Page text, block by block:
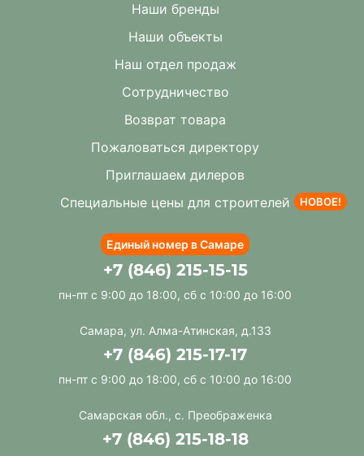
Наши бренды
Наши объекты
Наш отдел продаж
Сотрудничество
Возврат товара
Пожаловаться директору
Приглашаем дилеров
Специальные цены для строителей
НОВОЕ!
Единый номер в Самаре
+7 (846) 215-15-15
пн-пт с 9:00 до 18:00, сб с 10:00 до 16:00
Самара, ул. Алма-Атинская, д.133
+7 (846) 215-17-17
пн-пт с 9:00 до 18:00, сб с 10:00 до 16:00
Самарская обл., с. Преображенка
+7 (846) 215-18-18